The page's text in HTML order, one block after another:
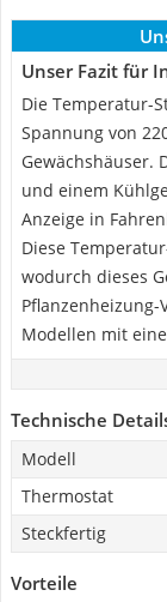
Unser Fazit für
Die Temperatur-
Spannung von
Gewächshäuser.
und einem
Anzeige in
Diese
wodurch dieses
Modellen mit
Technische
Modell
Thermostat
Steckfertig
Vorteile